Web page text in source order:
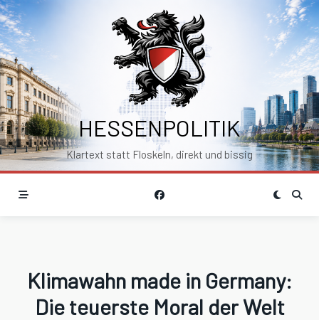
Skip
to
content
HESSENPOLITIK
Klartext statt Floskeln, direkt und bissig
Klimawahn made in Germany:
Die teuerste Moral der Welt